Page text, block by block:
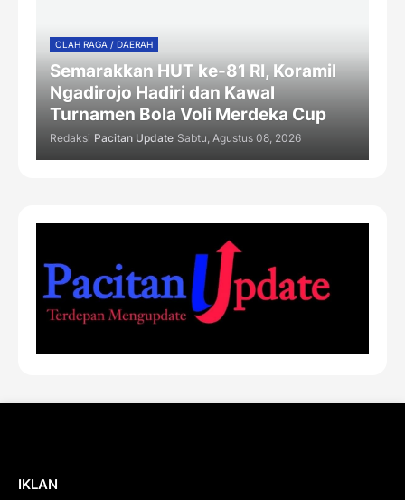
OLAH RAGA / DAERAH
Semarakkan HUT ke-81 RI, Koramil
Ngadirojo Hadiri dan Kawal
Turnamen Bola Voli Merdeka Cup
Redaksi Pacitan Update Sabtu, Agustus 08, 2026
IKLAN